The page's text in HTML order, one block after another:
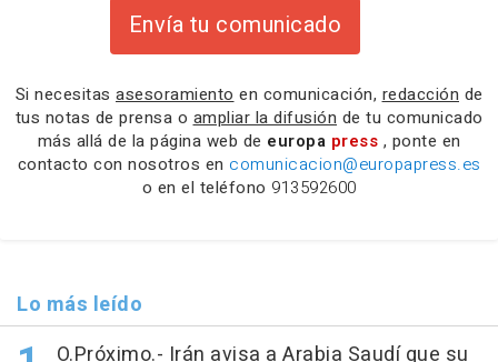
Envía tu comunicado
Si necesitas asesoramiento en comunicación, redacción de
tus notas de prensa o ampliar la difusión de tu comunicado
más allá de la página web de europa press , ponte en
contacto con nosotros en comunicacion@europapress.es
o en el teléfono 913592600
Lo más leído
O.Próximo.- Irán avisa a Arabia Saudí que su